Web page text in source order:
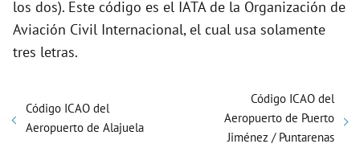
los dos). Este código es el IATA de la Organización de
Aviación Civil Internacional, el cual usa solamente
tres letras.
Código ICAO del
Aeropuerto de Alajuela
Código ICAO del
Aeropuerto de Puerto
Jiménez / Puntarenas